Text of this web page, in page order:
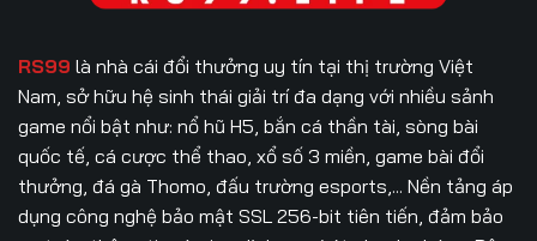
RS99 là nhà cái đổi thưởng uy tín tại thị trường Việt
Nam, sở hữu hệ sinh thái giải trí đa dạng với nhiều sảnh
game nổi bật như: nổ hũ H5, bắn cá thần tài, sòng bài
quốc tế, cá cược thể thao, xổ số 3 miền, game bài đổi
thưởng, đá gà Thomo, đấu trường esports,... Nền tảng áp
dụng công nghệ bảo mật SSL 256-bit tiên tiến, đảm bảo